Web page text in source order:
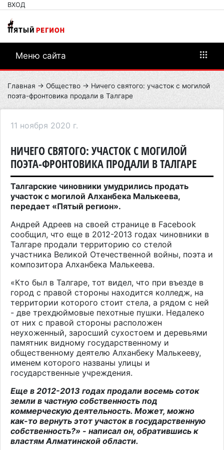
ВХОД
Меню сайта
Главная → Общество → Ничего святого: участок с могилой
поэта-фронтовика продали в Талгаре
11 ноября 2020 г.
НИЧЕГО СВЯТОГО: УЧАСТОК С МОГИЛОЙ
ПОЭТА-ФРОНТОВИКА ПРОДАЛИ В ТАЛГАРЕ
Талгарские чиновники умудрились продать
участок с могилой Алханбека Малькеева,
передает «Пятый регион».
Андрей Адреев на своей странице в Facebook
сообщил, что еще в 2012-2013 годах чиновники в
Талгаре продали территорию со стелой
участника Великой Отечественной войны, поэта и
композитора Алханбека Малькеева.
«Кто был в Талгаре, тот видел, что при въезде в
город с правой стороны находится колледж, на
территории которого стоит стела, а рядом с ней
- две трехдюймовые пехотные пушки. Недалеко
от них с правой стороны расположен
неухоженный, заросший сухостоем и деревьями
памятник видному государственному и
общественному деятелю Алханбеку Малькееву,
именем которого названы улицы и
государственные учреждения.
Еще в 2012-2013 годах продали восемь соток
земли в частную собственность под
коммерческую деятельность. Может, можно
как-то вернуть этот участок в государственную
собственность?» - написал он, обратившись к
властям Алматинской области.